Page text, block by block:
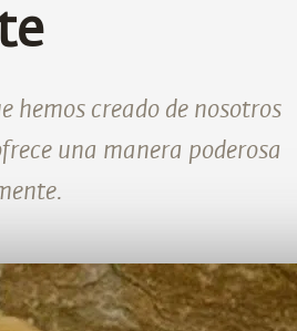
hemos creado de nosotros
una manera poderosa